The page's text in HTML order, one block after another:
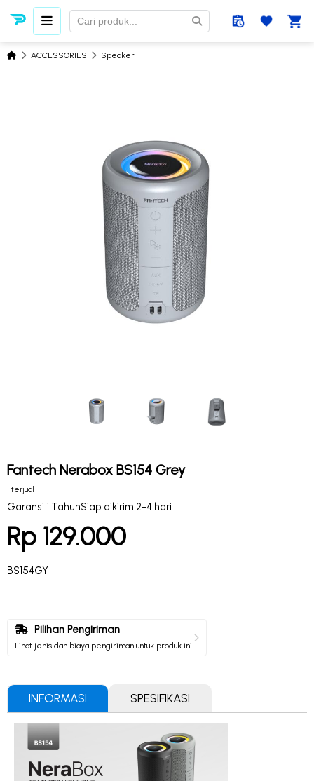
ACCESSORIES Speaker
Fantech Nerabox BS154 Grey
1 terjual
Garansi 1 TahunSiap dikirim 2-4 hari
Rp 129.000
BS154GY
Pilihan Pengiriman
Lihat jenis dan biaya pengiriman untuk produk ini.
INFORMASI SPESIFIKASI